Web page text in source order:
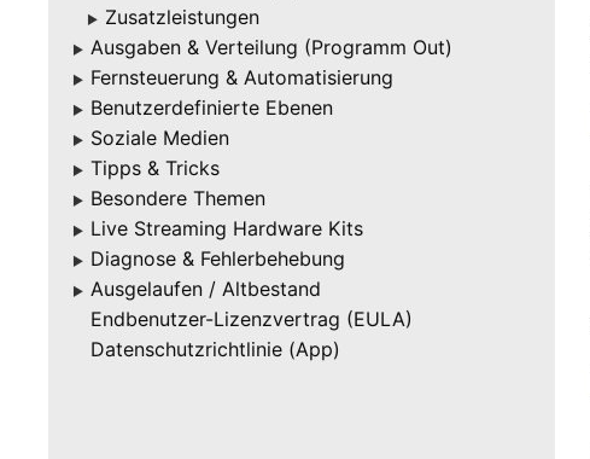
▶ Zusatzleistungen
▶ Ausgaben & Verteilung (Programm Out)
▶ Fernsteuerung & Automatisierung
▶ Benutzerdefinierte Ebenen
▶ Soziale Medien
▶ Tipps & Tricks
▶ Besondere Themen
▶ Live Streaming Hardware Kits
▶ Diagnose & Fehlerbehebung
▶ Ausgelaufen / Altbestand
Endbenutzer-Lizenzvertrag (EULA)
Datenschutzrichtlinie (App)